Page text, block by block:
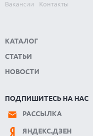
Вакансии
Контакты
КАТАЛОГ
СТАТЬИ
НОВОСТИ
ПОДПИШИТЕСЬ НА НАС
РАССЫЛКА
ЯНДЕКС.ДЗЕН